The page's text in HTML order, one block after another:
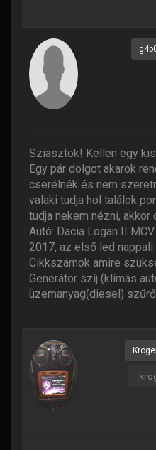
Sziasztok! Kellen egy
Egy pár dolgot akarok
cserélnék és nem
valaki tudja hol találok
tudja nekem nézni,
Autó: Dacia Logan II
2017, az első led
Cikkszámok amire
Generátor szíj (klímás
üzemanyag(diesel)